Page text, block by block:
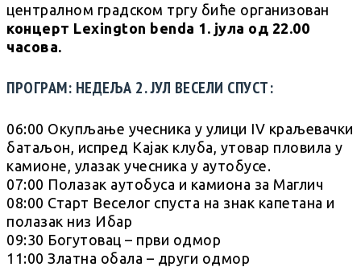
централном градском тргу биће организован
концерт Lexington benda 1. јула од 22.00
часова.
ПРОГРАМ: НЕДЕЉА 2. ЈУЛ ВЕСЕЛИ СПУСТ:
06:00 Окупљање учесника у улици IV краљевачки
батаљон, испред Кајак клуба, утовар пловила у
камионе, улазак учесника у аутобусе.
07:00 Полазак аутобуса и камиона за Маглич
08:00 Старт Веселог спуста на знак капетана и
полазак низ Ибар
09:30 Богутовац – први одмор
11:00 Златна обала – други одмор